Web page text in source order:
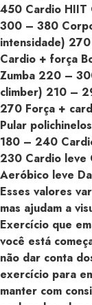
450 Cardio
300 – 380
intensidade)
Cardio + força
Zumba 220 –
climber) 210 –
270 Força +
Pular
180 – 240
230 Cardio leve
Aeróbico leve
Esses valores
mas ajudam a
Exercício que
você está
não dar conta
exercício para
manter com